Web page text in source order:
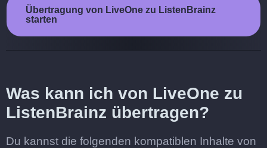
Übertragung von LiveOne zu ListenBrainz
starten
Was kann ich von LiveOne zu
ListenBrainz übertragen?
Du kannst die folgenden kompatiblen Inhalte von